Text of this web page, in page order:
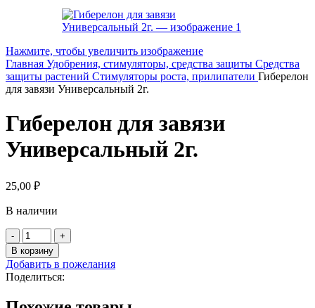
Нажмите, чтобы увеличить изображение
Главная Удобрения, стимуляторы, средства защиты Средства
защиты растений Стимуляторы роста, прилипатели Гиберелон
для завязи Универсальный 2г.
Гиберелон для завязи
Универсальный 2г.
25,00 ₽
В наличии
Количество
товара
Гиберелон
для
завязи
В корзину
Добавить в пожелания
Поделиться: